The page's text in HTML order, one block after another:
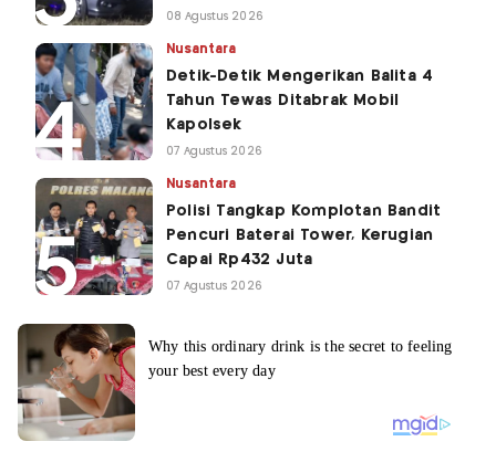
08 Agustus 2026
Nusantara
Detik-Detik Mengerikan Balita 4
Tahun Tewas Ditabrak Mobil
Kapolsek
07 Agustus 2026
Nusantara
Polisi Tangkap Komplotan Bandit
Pencuri Baterai Tower, Kerugian
Capai Rp432 Juta
07 Agustus 2026